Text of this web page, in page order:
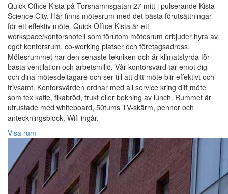
Quick Office Kista på Torshamnsgatan 27 mitt i pulserande Kista
Science City. Här finns mötesrum med det bästa förutsättningar
för ett effektiv möte. Quick Office Kista är ett
workspace/kontorshotell som förutom mötesrum erbjuder hyra av
eget kontorsrum, co-working platser och företagsadress.
Mötesrummet har den senaste tekniken och är klimatstyrda för
bästa ventilation och arbetsmiljö. Vår kontorsvärd tar emot dig
och dina mötesdeltagare och ser till att ditt möte blir effektivt och
trivsamt. Kontorsvärden ordnar med all service kring ditt möte
som tex kaffe, fikabröd, frukt eller bokning av lunch. Rummet är
utrustade med whiteboard, 50tums TV-skärm, pennor och
anteckningsblock. Wifi ingår.
Visa rum